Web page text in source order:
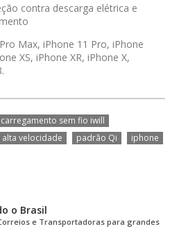
contra descarga elétrica e
Max, iPhone 11 Pro, iPhone
XS, iPhone XR, iPhone X,
sem fio iwill
velocidade padrão Qi iphone
o Brasil
e Transportadoras para grandes